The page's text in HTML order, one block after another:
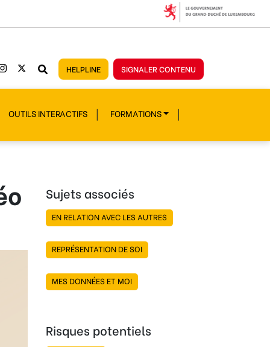
HELPLINE SIGNALER CONTENU
OUTILS INTERACTIFS FORMATIONS
Sujets associés
EN RELATION AVEC LES AUTRES
REPRÉSENTATION DE SOI
MES DONNÉES ET MOI
Risques potentiels